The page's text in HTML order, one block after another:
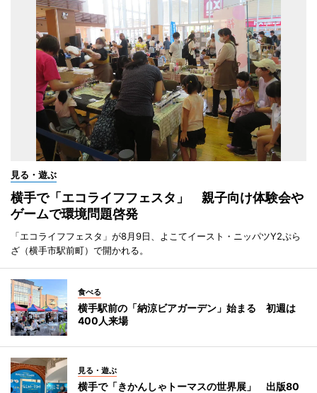
見る・遊ぶ
横手で「エコライフフェスタ」 親子向け体験会や
ゲームで環境問題啓発
「エコライフフェスタ」が8月9日、よこてイースト・ニッパツY2ぷら
ざ（横手市駅前町）で開かれる。
食べる
横手駅前の「納涼ビアガーデン」始まる 初週は
400人来場
見る・遊ぶ
横手で「きかんしゃトーマスの世界展」 出版80